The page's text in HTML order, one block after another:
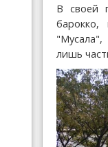
В своей
барокко,
"Мусала",
лишь